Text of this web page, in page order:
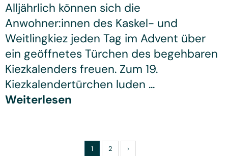
Alljährlich können sich die
Anwohner:innen des Kaskel- und
Weitlingkiez jeden Tag im Advent über
ein geöffnetes Türchen des begehbaren
Kiezkalenders freuen. Zum 19.
Kiezkalendertürchen luden ...
Weiterlesen
1 2 ›